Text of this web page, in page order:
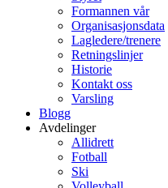
Formannen vår
Organisasjonsdata
Lagledere/trenere
Retningslinjer
Historie
Kontakt oss
Varsling
Blogg
Avdelinger
Allidrett
Fotball
Ski